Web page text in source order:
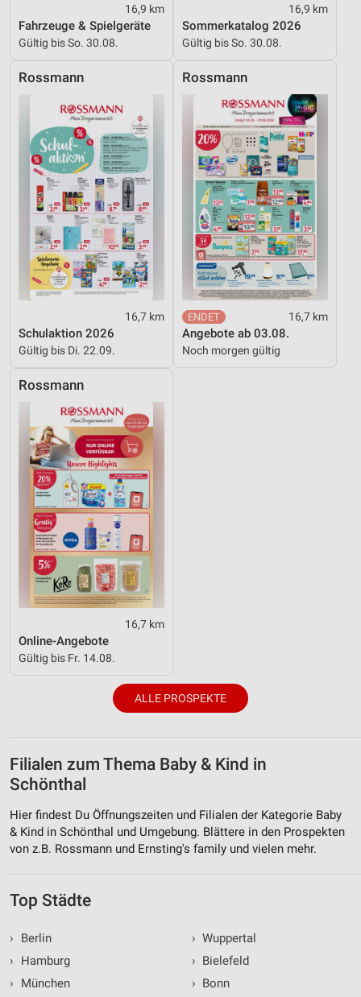
16,9 km
Fahrzeuge & Spielgeräte
Gültig bis So. 30.08.
16,9 km
Sommerkatalog 2026
Gültig bis So. 30.08.
Rossmann
16,7 km
Schulaktion 2026
Gültig bis Di. 22.09.
Rossmann
16,7 km
Angebote ab 03.08.
Noch morgen gültig
Rossmann
16,7 km
Online-Angebote
Gültig bis Fr. 14.08.
ALLE PROSPEKTE
Filialen zum Thema Baby & Kind in
Schönthal
Hier findest Du Öffnungszeiten und Filialen der Kategorie Baby
& Kind in Schönthal und Umgebung. Blättere in den Prospekten
von z.B. Rossmann und Ernsting's family und vielen mehr.
Top Städte
›
Berlin
›
Hamburg
›
München
› Wuppertal
› Bielefeld
› Bonn
IAB-Besonderheiten:
Verwendung genauer Standortdaten
Geräte anhand von aktiv angeforderten
Nicht-IAB-Verarbeitungszwecke:
Notwendig
Performance
Funktional
Werbung